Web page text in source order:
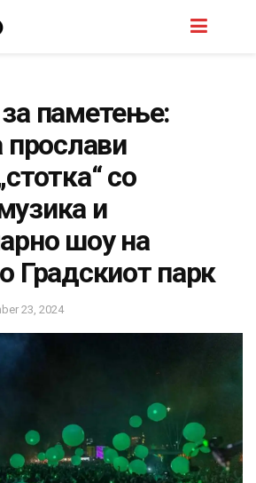
паметење:
прослави
со
и
шоу на
Градскиот парк
23, 2024